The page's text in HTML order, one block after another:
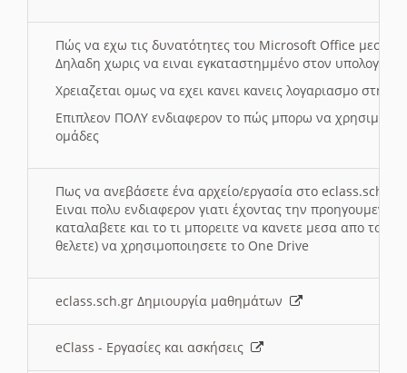
Πώς να εχω τις δυνατότητες του Microsoft Office μεσω
Δηλαδη χωρις να ειναι εγκαταστημμένο στον
Χρειαζεται ομως να εχει κανει κανεις λογαριασμο στη
Επιπλεον ΠΟΛΥ ενδιαφερον το πώς μπορω να
ομάδες
Πως να ανεβάσετε ένα αρχείο/εργασία στο eclass.sch.gr
Ειναι πολυ ενδιαφερον γιατι έχοντας την
καταλαβετε και το τι μπορειτε να κανετε μεσα απο το
θελετε) να χρησιμοποιησετε το One Drive
eclass.sch.gr Δημιουργία μαθημάτων
eClass - Εργασίες και ασκήσεις